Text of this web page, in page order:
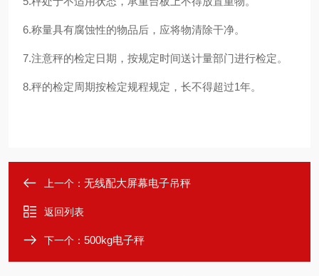
6.称量具有腐蚀性的物品后，应将物清除干净。
7.注意秤的检定日期，按规定时间送计量部门进行检定。
8.秤的检定周期按检定规程规定，长不得超过1年。
上一个： 无线配大屏幕电子吊秤
返回列表
下一个： 500kg电子秤